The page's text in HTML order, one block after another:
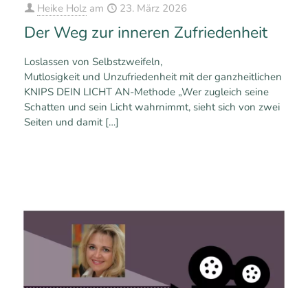
Heike Holz am 23. März 2026
Der Weg zur inneren Zufriedenheit
Loslassen von Selbstzweifeln,
Mutlosigkeit und Unzufriedenheit mit der ganzheitlichen
KNIPS DEIN LICHT AN-Methode „Wer zugleich seine
Schatten und sein Licht wahrnimmt, sieht sich von zwei
Seiten und damit[…]